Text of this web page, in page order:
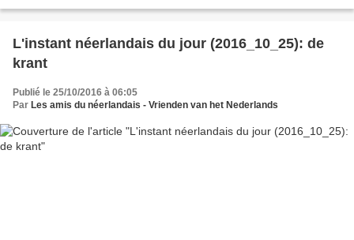
L'instant néerlandais du jour (2016_10_25): de
krant
Publié le 25/10/2016 à 06:05
Par Les amis du néerlandais - Vrienden van het Nederlands